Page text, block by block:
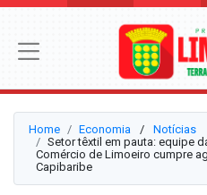
Home Economia ⠀/⠀ Notícias
Setor têxtil em pauta: equipe
Comércio de Limoeiro cumpre
Capibaribe